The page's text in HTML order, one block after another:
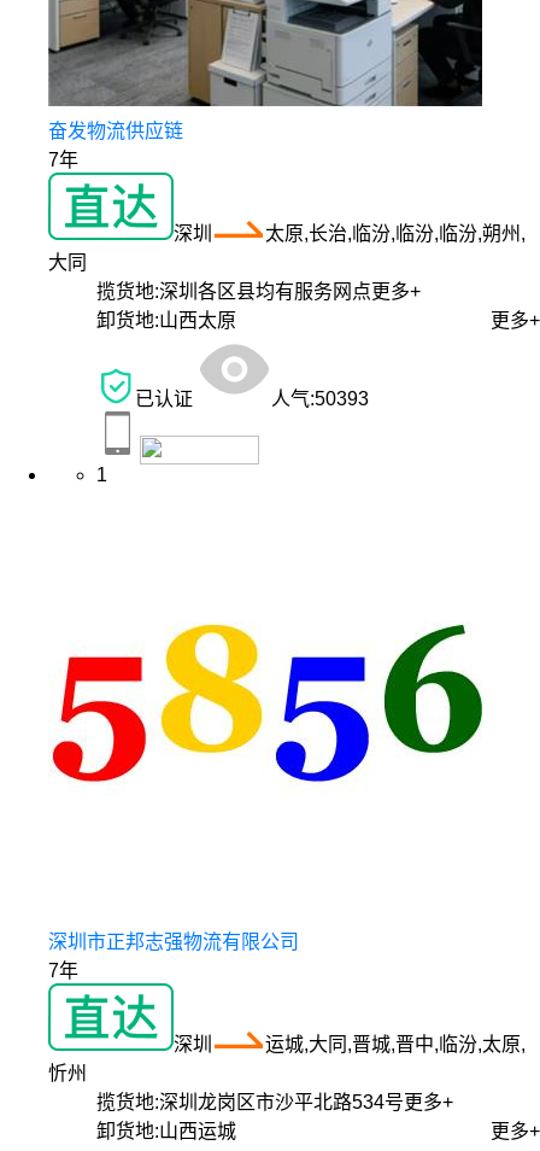
奋发物流供应链
7年
深圳
太原,长治,临汾,临汾,临汾,朔州,
大同
揽货地:深圳各区县均有服务网点更多+
卸货地:山西太原 更多+
已认证 人气:50393
1
深圳市正邦志强物流有限公司
7年
深圳
运城,大同,晋城,晋中,临汾,太原,
忻州
揽货地:深圳龙岗区市沙平北路534号更多+
卸货地:山西运城 更多+